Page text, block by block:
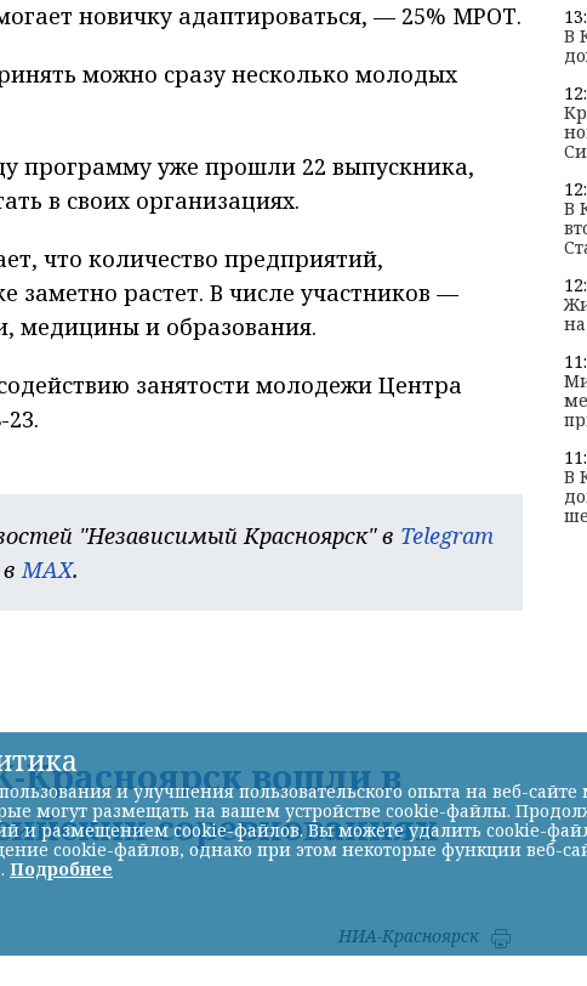
новичку адаптироваться, — 25% МРОТ.
можно сразу несколько молодых
программу уже прошли 22 выпускника,
в своих организациях.
что количество предприятий,
заметно растет. В числе участников —
медицины и образования.
занятости молодежи Центра
23.
"Независимый Красноярск" в Telegram
вMAX.
вошли в
соревнованиях
НИА-Красноярск
В
В
В
и улучшения пользовательского опыта на веб-сайте
могут размещать на вашем устройстве cookie-файлы.
и размещением cookie-файлов. Вы можете удалить cookie-
cookie-файлов, однако при этом некоторые функции веб-
Подробнее